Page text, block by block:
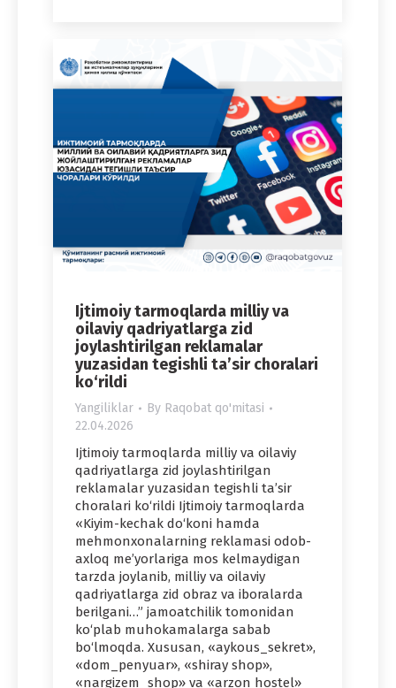
Ijtimoiy tarmoqlarda milliy va
oilaviy qadriyatlarga zid
joylashtirilgan reklamalar
yuzasidan tegishli ta’sir choralari
ko‘rildi
Yangiliklar By Raqobat qo'mitasi
22.04.2026
Ijtimoiy tarmoqlarda milliy va oilaviy
qadriyatlarga zid joylashtirilgan
reklamalar yuzasidan tegishli ta’sir
choralari ko‘rildi Ijtimoiy tarmoqlarda
«Kiyim-kechak do‘koni hamda
mehmonxonalarning reklamasi odob-
axloq me’yorlariga mos kelmaydigan
tarzda joylanib, milliy va oilaviy
qadriyatlarga zid obraz va iboralarda
berilgani…” jamoatchilik tomonidan
ko‘plab muhokamalarga sabab
bo‘lmoqda. Xususan, «aykous_sekret»,
«dom_penyuar», «shiray shop»,
«nargizem_shop» va «arzon hostel»